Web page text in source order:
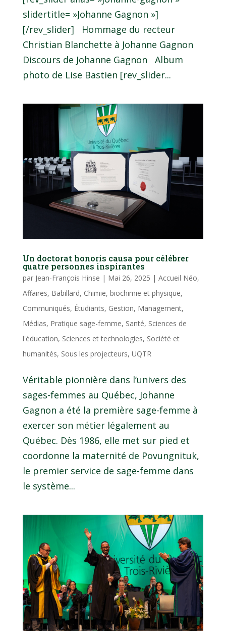
slidertitle= »Johanne Gagnon »]
[/rev_slider] Hommage du recteur
Christian Blanchette à Johanne Gagnon
Discours de Johanne Gagnon Album
photo de Lise Bastien [rev_slider...
Un doctorat honoris causa pour célébrer
quatre personnes inspirantes
par Jean-François Hinse | Mai 26, 2025 | Accueil Néo,
Affaires, Babillard, Chimie, biochimie et physique,
Communiqués, Étudiants, Gestion, Management,
Médias, Pratique sage-femme, Santé, Sciences de
l'éducation, Sciences et technologies, Société et
humanités, Sous les projecteurs, UQTR
Véritable pionnière dans l’univers des
sages-femmes au Québec, Johanne
Gagnon a été la première sage-femme à
exercer son métier légalement au
Québec. Dès 1986, elle met sur pied et
coordonne la maternité de Povungnituk,
le premier service de sage-femme dans
le système...